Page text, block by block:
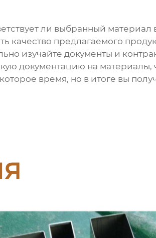
ли выбранный
качество предлагаемого
изучайте документы и
документацию на материалы,
время, но в итоге вы